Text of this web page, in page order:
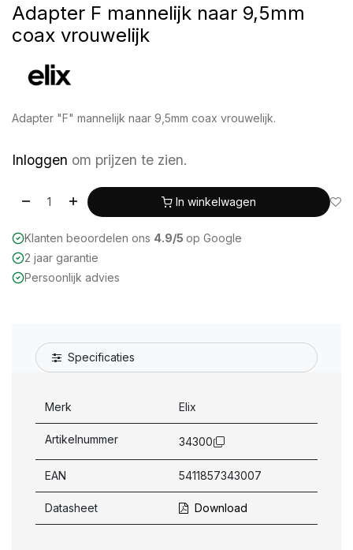
Adapter F mannelijk naar 9,5mm
coax vrouwelijk
Adapter "F" mannelijk naar 9,5mm coax vrouwelijk.
Inloggen om prijzen te zien.
In winkelwagen
Klanten beoordelen ons 4.9/5 op Google
2 jaar garantie
Persoonlijk advies
Specificaties
Merk Elix
Artikelnummer 34300
EAN 5411857343007
Datasheet Download